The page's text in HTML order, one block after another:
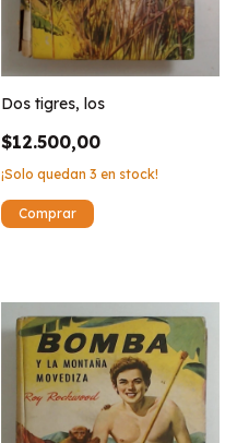
Dos tigres, los
$12.500,00
¡Solo quedan 3 en stock!